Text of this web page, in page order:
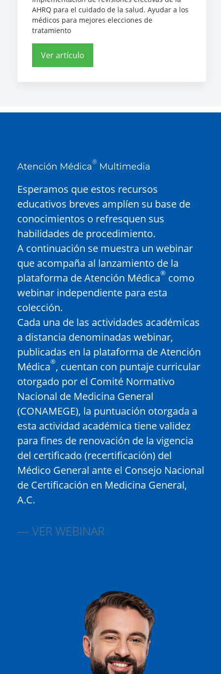
AHRQ para el cuidado de la salud. Ayudar a los
médicos para mejores elecciones de
tratamiento
Ver artículo
Atención Médica® Multimedia
Esperamos que estos recursos
educativos breves amplíen su base de
conocimientos o refresquen sus
habilidades de procedimiento.
A continuación se muestra un webinar
que acompaña al lanzamiento de la
plataforma de Atención Médica® como
webinar independiente para esta
colección.
Cada una de las actividades académicas
a distancia denominadas webinar,
publicadas en la plataforma de Atención
Médica®, cuentan con puntaje curricular
otorgado por el Comité Normativo
Nacional de Medicina General
(CONAMEGE), la puntuación otorgada a
esta actividad académica tiene validez
para fines de renovación de la vigencia
del certificado (recertificación) del
Médico General ante el Consejo Nacional
de Certificación en Medicina General,
A.C.
VER WEBINAR